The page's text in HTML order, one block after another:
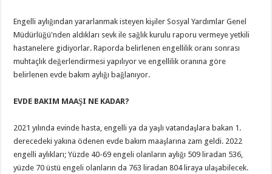
Engelli aylığından yararlanmak isteyen kişiler Sosyal Yardımlar Genel
Müdürlüğü'nden aldıkları sevk ile sağlık kurulu raporu vermeye yetkili
hastanelere gidiyorlar. Raporda belirlenen engellilik oranı sonrası
muhtaçlık değerlendirmesi yapılıyor ve engellilik oranına göre
belirlenen evde bakım aylığı bağlanıyor.
EVDE BAKIM MAAŞI NE KADAR?
2021 yılında evinde hasta, engelli ya da yaşlı vatandaşlara bakan 1.
derecedeki yakına ödenen evde bakım maaşlarına zam geldi. 2022
engelli aylıkları; Yüzde 40-69 engeli olanların aylığı 509 liradan 536,
yüzde 70 üstü engeli olanların da 763 liradan 804 liraya ulaşabilecek.